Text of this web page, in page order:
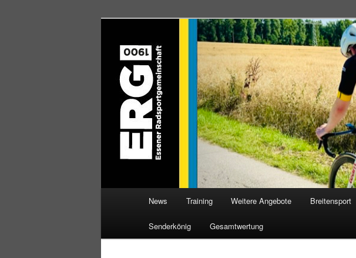
ERG 1900 e.V
Willkommen bei der Essener Radsportgemeinschaft
News Training Weitere Angebote Breitensport
Senderkönig Gesamtwertung